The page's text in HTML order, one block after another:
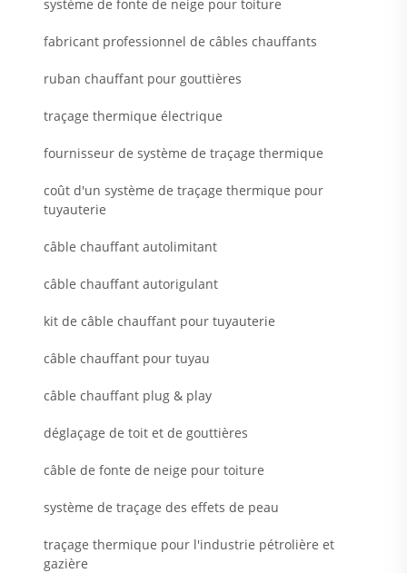
système de fonte de neige pour toiture
fabricant professionnel de câbles chauffants
ruban chauffant pour gouttières
traçage thermique électrique
fournisseur de système de traçage thermique
coût d'un système de traçage thermique pour
tuyauterie
câble chauffant autolimitant
câble chauffant autorigulant
kit de câble chauffant pour tuyauterie
câble chauffant pour tuyau
câble chauffant plug & play
déglaçage de toit et de gouttières
câble de fonte de neige pour toiture
système de traçage des effets de peau
traçage thermique pour l'industrie pétrolière et
gazière